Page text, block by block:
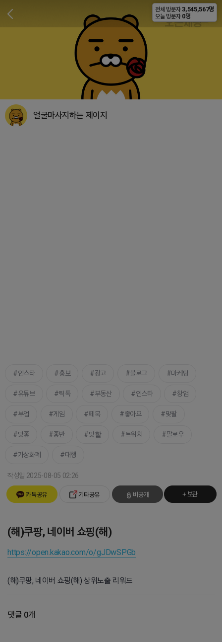
비공개
얼굴마사지하는 제이지
인스타 홍보 광고 블로그 마케팅
유튜브 틱톡 부동산 인스타 창업
부업 게임 페북 좋아요 맞팔
맞좋 좋반 맞핱 트위치 팔로우
가상화폐 대행
작성일 2025-08-05 02:26
카톡공유 기타공유 비공개 + 보관
(해)쿠팡, 네이버 쇼핑(해)
https://open.kakao.com/o/gJDwSPGb
(해)쿠팡, 네이버 쇼핑(해) 상위노출 리워드
댓글 0개
전체 방문자 3,545,567명
오늘 방문자 0명